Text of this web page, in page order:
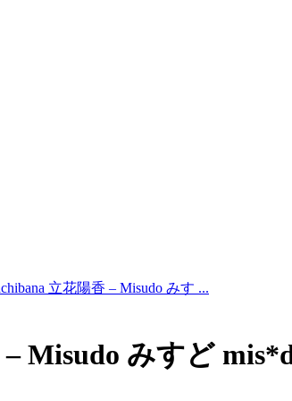
立花陽香 – Misudo みす ...
Misudo みすど